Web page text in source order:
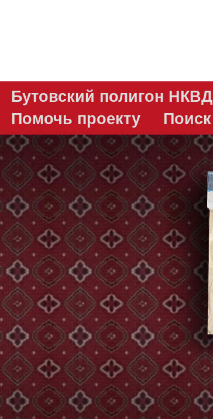
Бутовский полигон НКВД
Помочь проекту
Поиск